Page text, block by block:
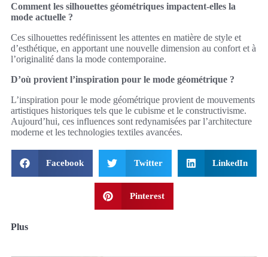
Comment les silhouettes géométriques impactent-elles la
mode actuelle ?
Ces silhouettes redéfinissent les attentes en matière de style et
d’esthétique, en apportant une nouvelle dimension au confort et à
l’originalité dans la mode contemporaine.
D’où provient l’inspiration pour le mode géométrique ?
L’inspiration pour le mode géométrique provient de mouvements
artistiques historiques tels que le cubisme et le constructivisme.
Aujourd’hui, ces influences sont redynamisées par l’architecture
moderne et les technologies textiles avancées.
Facebook Twitter LinkedIn
Pinterest
Plus